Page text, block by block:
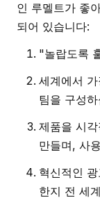
인 루멜트가 좋
되어 있습니다:
"놀랍도록
세계에서
팀을 구성
제품을 시
만들며, 사
혁신적인
한지 전 세